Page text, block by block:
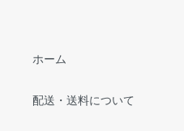
ホーム
配送・送料について